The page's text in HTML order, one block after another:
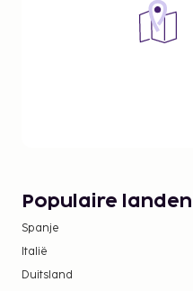
Populaire landen
Spanje
Italië
Duitsland